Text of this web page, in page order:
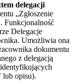
delegacji
„Zgłoszenie
Funkcjonalność
Delegacje
Umożliwia ona
dokumentu
z delegacją
lub opisu).